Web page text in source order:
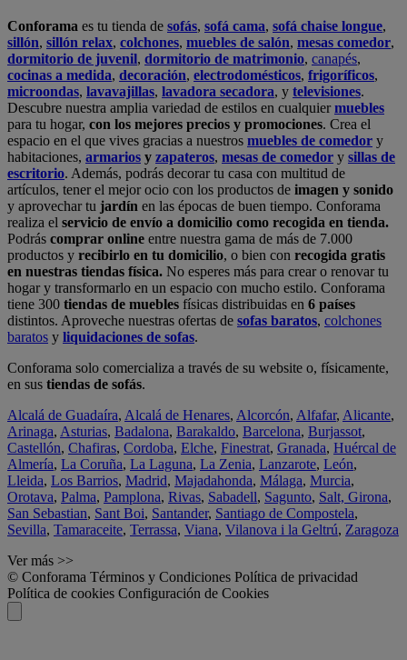
Conforama es tu tienda de sofás, sofá cama, sofá chaise longue,
sillón, sillón relax, colchones, muebles de salón, mesas comedor,
dormitorio de juvenil, dormitorio de matrimonio, canapés,
cocinas a medida, decoración, electrodomésticos, frigoríficos,
microondas, lavavajillas, lavadora secadora, y televisiones.
Descubre nuestra amplia variedad de estilos en cualquiermuebles
para tu hogar, con los mejores precios y promociones. Crea el
espacio en el que vives gracias a nuestros muebles de comedor y
habitaciones, armarios y zapateros, mesas de comedor y sillas de
escritorio. Además, podrás decorar tu casa con multitud de
artículos, tener el mejor ocio con los productos de imagen y sonido
y aprovechar tu jardín en las épocas de buen tiempo. Conforama
realiza el servicio de envío a domicilio como recogida en tienda.
Podrás comprar online entre nuestra gama de más de 7.000
productos y recibirlo en tu domicilio, o bien con recogida gratis
en nuestras tiendas física. No esperes más para crear o renovar tu
hogar y transformarlo en un espacio con mucho estilo. Conforama
tiene 300 tiendas de muebles físicas distribuidas en 6 países
distintos. Aproveche nuestras ofertas de sofas baratos, colchones
baratos y liquidaciones de sofas.
Conforama solo comercializa a través de su website o, físicamente,
en sus tiendas de sofás.
Alcalá de Guadaíra, Alcalá de Henares, Alcorcón, Alfafar, Alicante,
Arinaga, Asturias, Badalona, Barakaldo, Barcelona, Burjassot,
Castellón, Chafiras, Cordoba, Elche, Finestrat, Granada, Huércal de
Almería, La Coruña, La Laguna, La Zenia, Lanzarote, León,
Lleida, Los Barrios, Madrid, Majadahonda, Málaga, Murcia,
Orotava, Palma, Pamplona, Rivas, Sabadell, Sagunto, Salt, Girona,
San Sebastian, Sant Boi, Santander, Santiago de Compostela,
Sevilla, Tamaraceite, Terrassa, Viana, Vilanova i la Geltrú, Zaragoza
Ver más >>
© Conforama Términos y Condiciones Política de privacidad
Política de cookies Configuración de Cookies